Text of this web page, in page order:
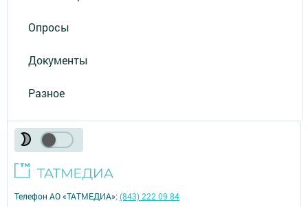
Опросы
Документы
Разное
Телефон АО «ТАТМЕДИА»:(843) 222 09 84